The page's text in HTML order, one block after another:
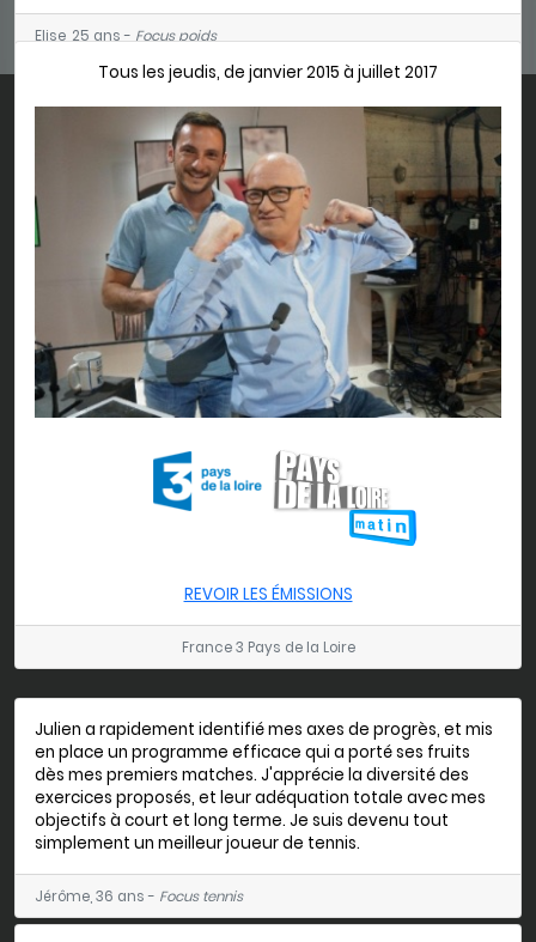
Elise, 25 ans -Focus poids
Tous les jeudis, de janvier 2015 à juillet 2017
REVOIR LES ÉMISSIONS
France 3 Pays de la Loire
Julien a rapidement identifié mes axes de progrès, et mis
en place un programme efficace qui a porté ses fruits
dès mes premiers matches. J'apprécie la diversité des
exercices proposés, et leur adéquation totale avec mes
objectifs à court et long terme. Je suis devenu tout
simplement un meilleur joueur de tennis.
Jérôme, 36 ans - Focus tennis